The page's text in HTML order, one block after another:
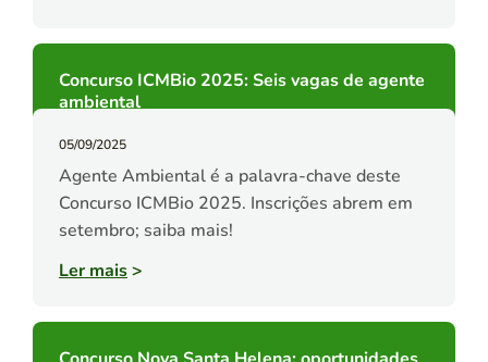
Concurso ICMBio 2025: Seis vagas de agente
ambiental
05/09/2025
Agente Ambiental é a palavra-chave deste
Concurso ICMBio 2025. Inscrições abrem em
setembro; saiba mais!
Ler mais>